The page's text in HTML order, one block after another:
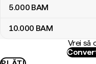
5.000 BAM
10.000 BAM
Vrei să